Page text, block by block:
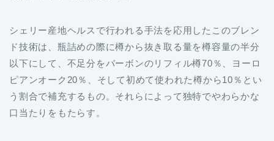
シェリー産地ヘルスで行われる手法を応用したこのブレン
ド技術は、瓶詰めの際に樽から抜き取る量を樽容量の半分
以下にして、不足分をバーボンのリフィル樽70％、ヨーロ
ピアンオーク20％、そして初めて使われた樽から10％とい
う割合で補充するもの。それらによって独特でやわらかな
口当たりをもたらす。